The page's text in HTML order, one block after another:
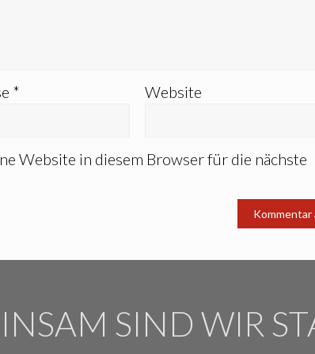
* Website
Website in diesem Browser für die nächste
SIND WIR